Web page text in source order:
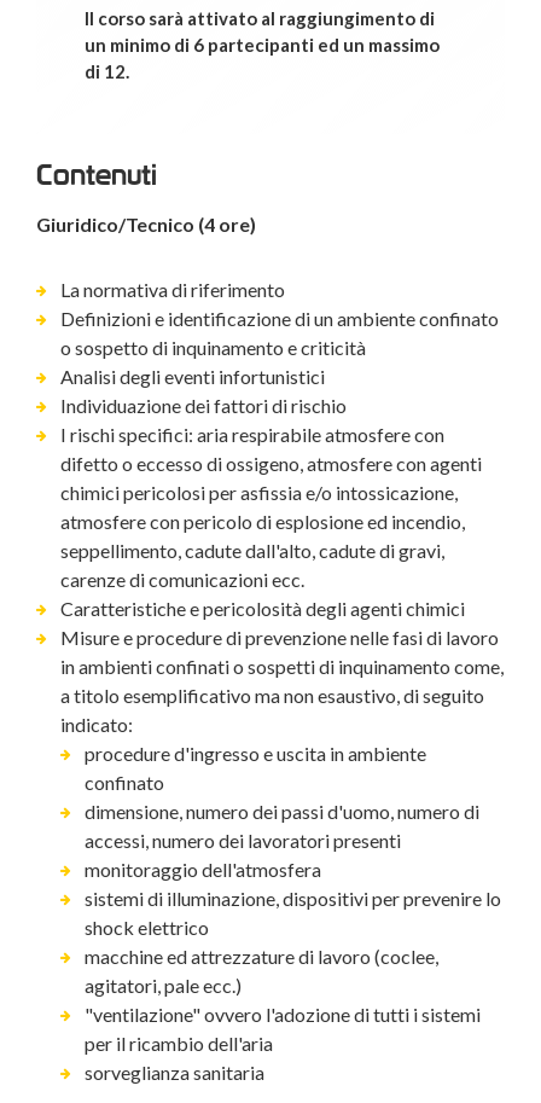
Il corso sarà attivato al raggiungimento di
un minimo di 6 partecipanti ed un massimo
di 12.
Contenuti
Giuridico/Tecnico (4 ore)
La normativa di riferimento
Definizioni e identificazione di un ambiente confinato
o sospetto di inquinamento e criticità
Analisi degli eventi infortunistici
Individuazione dei fattori di rischio
I rischi specifici: aria respirabile atmosfere con
difetto o eccesso di ossigeno, atmosfere con agenti
chimici pericolosi per asfissia e/o intossicazione,
atmosfere con pericolo di esplosione ed incendio,
seppellimento, cadute dall'alto, cadute di gravi,
carenze di comunicazioni ecc.
Caratteristiche e pericolosità degli agenti chimici
Misure e procedure di prevenzione nelle fasi di lavoro
in ambienti confinati o sospetti di inquinamento come,
a titolo esemplificativo ma non esaustivo, di seguito
indicato:
procedure d'ingresso e uscita in ambiente
confinato
dimensione, numero dei passi d'uomo, numero di
accessi, numero dei lavoratori presenti
monitoraggio dell'atmosfera
sistemi di illuminazione, dispositivi per prevenire lo
shock elettrico
macchine ed attrezzature di lavoro (coclee,
agitatori, pale ecc.)
"ventilazione" ovvero l'adozione di tutti i sistemi
per il ricambio dell'aria
sorveglianza sanitaria